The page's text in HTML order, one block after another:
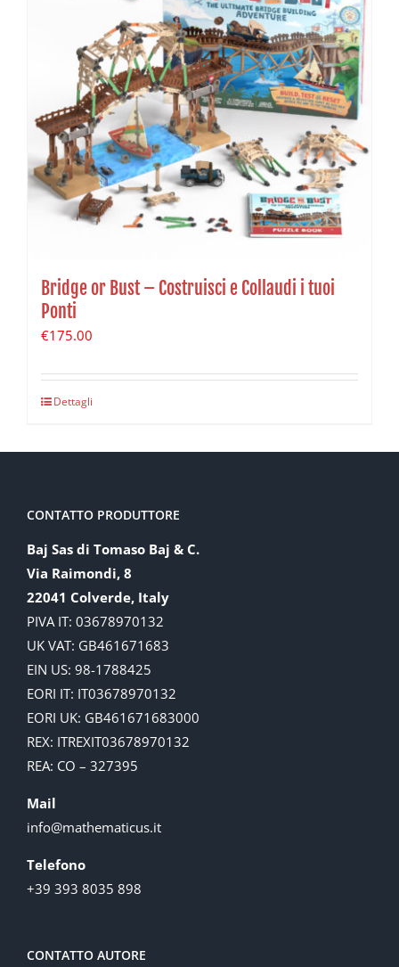
Bridge or Bust – Costruisci e Collaudi i tuoi
Ponti
€175.00
Dettagli
CONTATTO PRODUTTORE
Baj Sas di Tomaso Baj & C.
Via Raimondi, 8
22041 Colverde, Italy
PIVA IT: 03678970132
UK VAT: GB461671683
EIN US: 98-1788425
EORI IT: IT03678970132
EORI UK: GB461671683000
REX: ITREXIT03678970132
REA: CO – 327395
Mail
info@mathematicus.it
Telefono
+39 393 8035 898
CONTATTO AUTORE